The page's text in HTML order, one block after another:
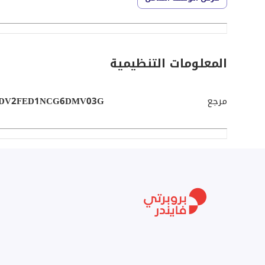
- **الإيجار السنوي:** 420,000 درهم إماراتي.
- **شروط الدفع:** على 3 دفعات ميسرة.
- **التأمين:** يتم تقديم شيك كضمان.
الرئيسية. هذا الموقع المثالي يتيح لك الوصول السريع
1. **المساحة الكبيرة:** تتيح لك إمكانية استخدام
المعلومات التنظيمية
مرجع